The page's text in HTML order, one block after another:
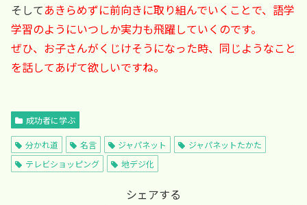
そしてあきらめずに前向きに取り組んでいくことで、語学
学習のようにいつしか実力も飛躍していくのです。
ぜひ、お子さんがくじけそうになった時、同じようなこと
を話してあげて欲しいですね。
成功者に学ぶ
分かれ道 名言 ジャパネット
ジャパネットたかた
テレビショッピング
地デジ化
シェアする